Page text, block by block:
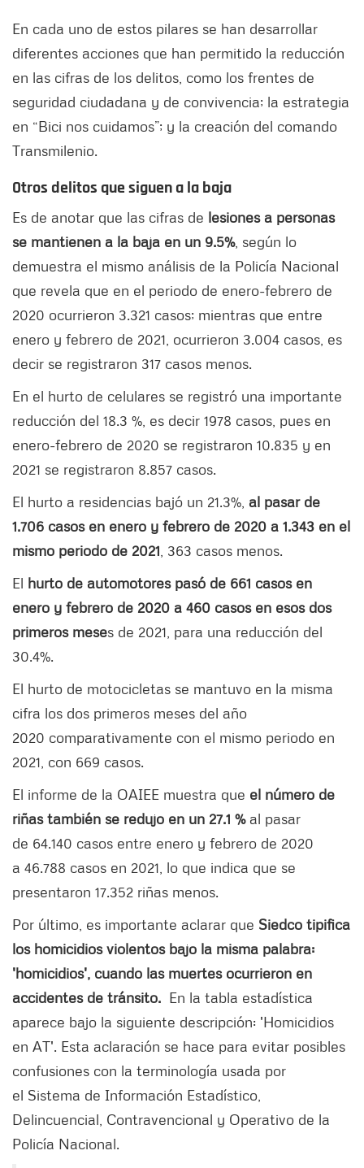
En cada uno de estos pilares se han desarrollar
diferentes acciones que han permitido la reducción
en las cifras de los delitos, como los frentes de
seguridad ciudadana y de convivencia; la estrategia
en “Bici nos cuidamos”; y la creación del comando
Transmilenio.
Otros delitos que siguen a la baja
Es de anotar que las cifras de lesiones a personas
se mantienen a la baja en un 9.5%, según lo
demuestra el mismo análisis de la Policía Nacional
que revela que en el periodo de enero-febrero de
2020 ocurrieron 3.321 casos; mientras que entre
enero y febrero de 2021, ocurrieron 3.004 casos, es
decir se registraron 317 casos menos.
En el hurto de celulares se registró una importante
reducción del 18.3 %, es decir 1978 casos, pues en
enero-febrero de 2020 se registraron 10.835 y en
2021 se registraron 8.857 casos.
El hurto a residencias bajó un 21.3%, al pasar de
1.706 casos en enero y febrero de 2020 a 1.343 en el
mismo periodo de 2021 , 363 casos menos.
El hurto de automotores pasó de 661 casos en
enero y febrero de 2020 a 460 casos en esos dos
primeros meses de 2021, para una reducción del
30.4%.
El hurto de motocicletas se mantuvo en la misma
cifra los dos primeros meses del año
2020 comparativamente con el mismo periodo en
2021, con 669 casos.
El informe de la OAIEE muestra que el número de
riñas también se redujo en un 27.1 %al pasar
de 64.140 casos entre enero y febrero de 2020
a 46.788 casos en 2021, lo que indica que se
presentaron 17.352 riñas menos.
Por último, es importante aclarar que Siedco tipifica
los homicidios violentos bajo la misma palabra:
'homicidios', cuando las muertes ocurrieron en
accidentes de tránsito. En la tabla estadística
aparece bajo la siguiente descripción: 'Homicidios
en AT'. Esta aclaración se hace para evitar posibles
confusiones con la terminología usada por
el Sistema de Información Estadístico,
Delincuencial, Contravencional y Operativo de la
Policía Nacional.